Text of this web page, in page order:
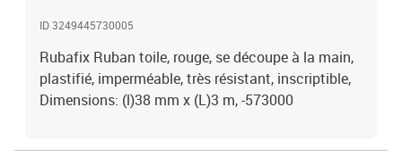
ID 3249445730005
Rubafix Ruban toile, rouge, se découpe à la main,
plastifié, imperméable, très résistant, inscriptible,
Dimensions: (l)38 mm x (L)3 m, -573000